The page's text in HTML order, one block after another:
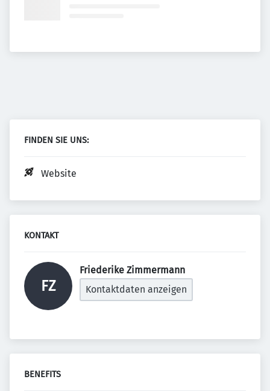
FINDEN SIE UNS:
Website
KONTAKT
FZ
Friederike Zimmermann
Kontaktdaten anzeigen
BENEFITS